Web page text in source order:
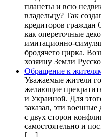
планеты и всю
владельцу? Так
кредиторов граждан
как опереточные
имитационно-
бродячего цирка.
хозяину Земли
Обращение к
Уважаемые жители
желающие
и Украиной. Для
заказал, эти
с двух сторон
самостоятельно и
[…]